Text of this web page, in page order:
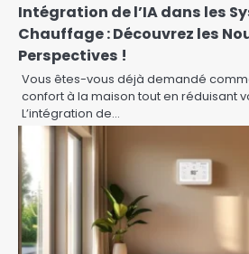
Intégration de l’IA dans les
Chauffage : Découvrez les
Perspectives !
Vous êtes-vous déjà demandé
confort à la maison tout en réduisant
L’intégration de…